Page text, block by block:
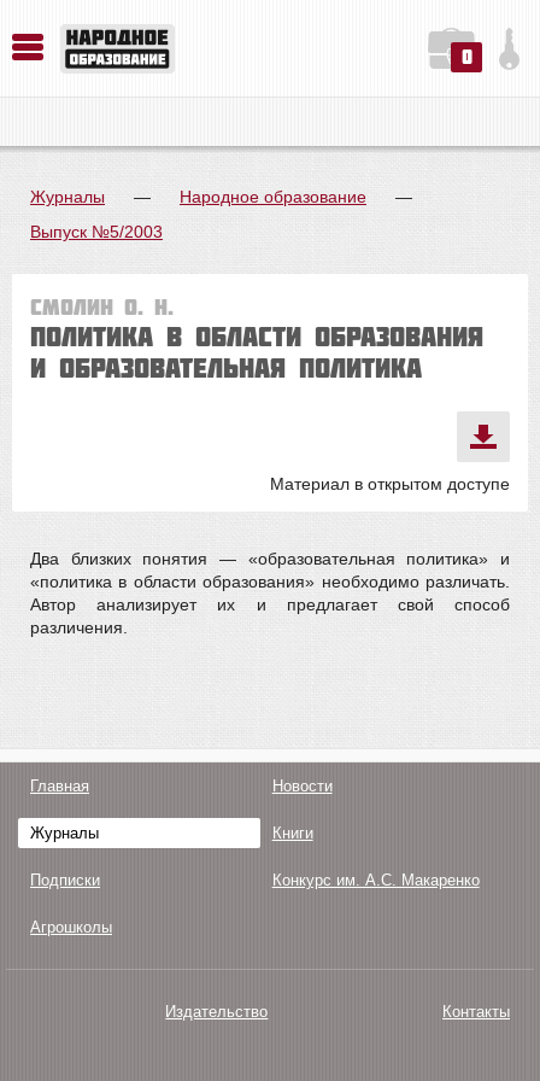
0
Журналы — Народное образование
—
Выпуск №5/2003
Смолин О. Н.
ПОЛИТИКА В ОБЛАСТИ ОБРАЗОВАНИЯ
И ОБРАЗОВАТЕЛЬНАЯ ПОЛИТИКА
Материал в открытом доступе
Два близких понятия — «образовательная политика» и
«политика в области образования» необходимо различать.
Автор анализирует их и предлагает свой способ
различения.
Главная Новости
Журналы Книги
Подписки Конкурс им. А.С. Макаренко
Агрошколы
Издательство Контакты